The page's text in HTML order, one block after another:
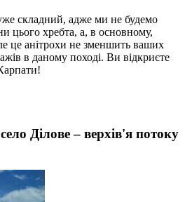
складний, адже ми не будемо
цього хребта, а, в основному,
це анітрохи не зменшить ваших
в даному поході. Ви відкриєте
Ділове – верхів'я потоку